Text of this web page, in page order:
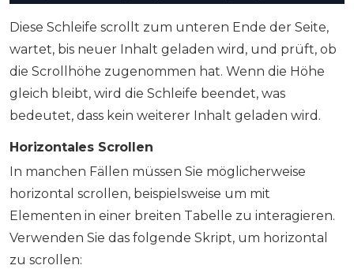
Diese Schleife scrollt zum unteren Ende der Seite,
wartet, bis neuer Inhalt geladen wird, und prüft, ob
die Scrollhöhe zugenommen hat. Wenn die Höhe
gleich bleibt, wird die Schleife beendet, was
bedeutet, dass kein weiterer Inhalt geladen wird.
Horizontales Scrollen
In manchen Fällen müssen Sie möglicherweise
horizontal scrollen, beispielsweise um mit
Elementen in einer breiten Tabelle zu interagieren.
Verwenden Sie das folgende Skript, um horizontal
zu scrollen: